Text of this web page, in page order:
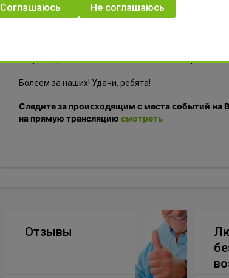
По итогам первого дня (теоретический этап)
Желаем команде Центра Илизарова во главе с
втором, практическом этапе и выйти на первое
Болеем за наших! Удачи, ребята!
Следите за происходящим с места событий на
на прямую трансляцию смотреть
Отзывы
Соглашаюсь Не соглашаюсь